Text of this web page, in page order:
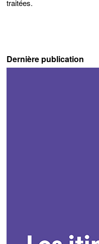
traitées.
Dernière publication